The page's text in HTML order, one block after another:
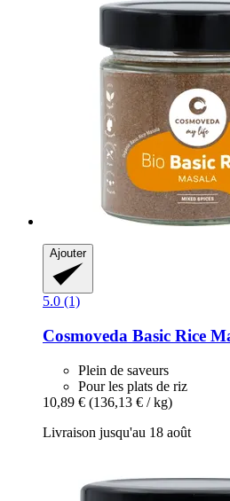
Ajouter
5.0 (1)
Cosmoveda Basic Rice
Plein de saveurs
Pour les plats de riz
10,89 € (136,13 € / kg)
Livraison jusqu'au 18 août